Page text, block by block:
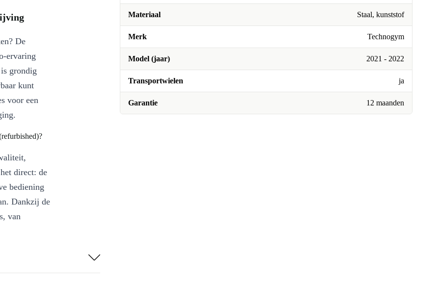
Materiaal Staal, kunststof
Merk Technogym
Model (jaar) 2021 - 2022
Transportwielen ja
Garantie 12 maanden
De
ervaring
grondig
kunt
voor een
direct: de
bediening
Dankzij de
van